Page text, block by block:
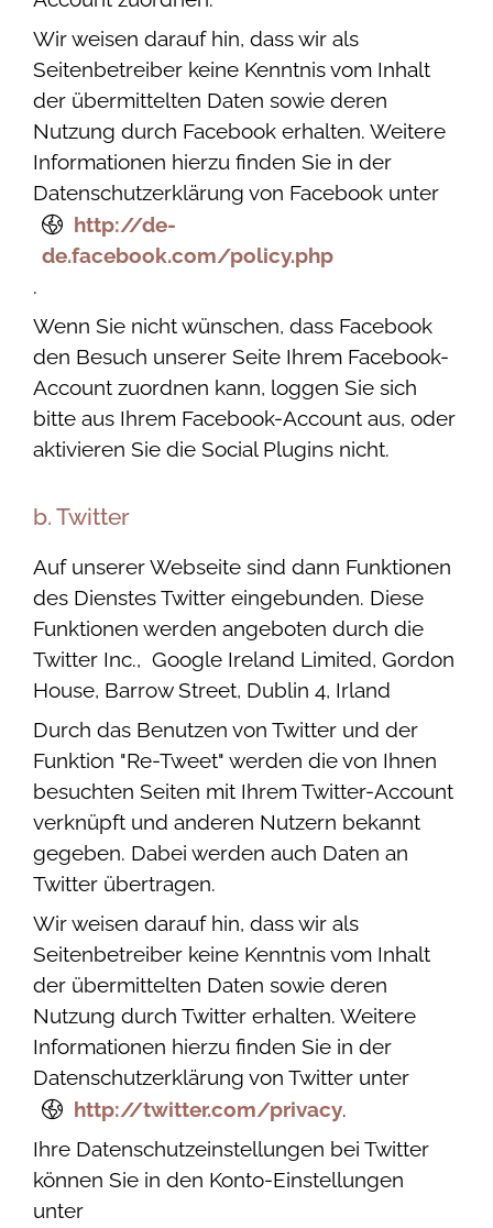
Wir weisen darauf hin, dass wir als
Seitenbetreiber keine Kenntnis vom Inhalt
der übermittelten Daten sowie deren
Nutzung durch Facebook erhalten. Weitere
Informationen hierzu finden Sie in der
Datenschutzerklärung von Facebook unter
http://de-
de.facebook.com/policy.php
.
Wenn Sie nicht wünschen, dass Facebook
den Besuch unserer Seite Ihrem Facebook-
Account zuordnen kann, loggen Sie sich
bitte aus Ihrem Facebook-Account aus, oder
aktivieren Sie die Social Plugins nicht.
b. Twitter
Auf unserer Webseite sind dann Funktionen
des Dienstes Twitter eingebunden. Diese
Funktionen werden angeboten durch die
Twitter Inc., Google Ireland Limited, Gordon
House, Barrow Street, Dublin 4, Irland
Durch das Benutzen von Twitter und der
Funktion "Re-Tweet" werden die von Ihnen
besuchten Seiten mit Ihrem Twitter-Account
verknüpft und anderen Nutzern bekannt
gegeben. Dabei werden auch Daten an
Twitter übertragen.
Wir weisen darauf hin, dass wir als
Seitenbetreiber keine Kenntnis vom Inhalt
der übermittelten Daten sowie deren
Nutzung durch Twitter erhalten. Weitere
Informationen hierzu finden Sie in der
Datenschutzerklärung von Twitter unter
http://twitter.com/privacy.
Ihre Datenschutzeinstellungen bei Twitter
können Sie in den Konto-Einstellungen
unter